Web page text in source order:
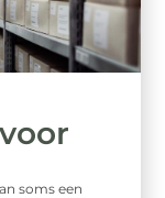
soms een